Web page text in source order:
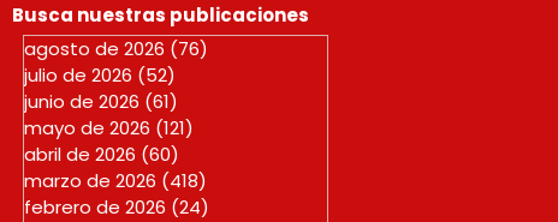
Busca nuestras publicaciones
agosto de 2026 (76)
julio de 2026 (52)
junio de 2026 (61)
mayo de 2026 (121)
abril de 2026 (60)
marzo de 2026 (418)
febrero de 2026 (24)